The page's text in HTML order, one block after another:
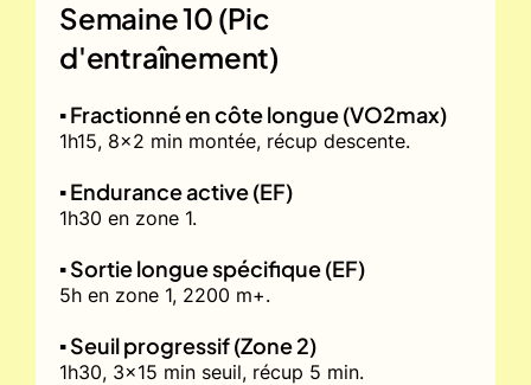
Semaine 10 (Pic
d'entraînement)
▪️ Fractionné en côte longue (VO2max)
1h15, 8x2 min montée, récup descente.
▪️ Endurance active (EF)
1h30 en zone 1.
▪️ Sortie longue spécifique (EF)
5h en zone 1, 2200 m+.
▪️ Seuil progressif (Zone 2)
1h30, 3x15 min seuil, récup 5 min.